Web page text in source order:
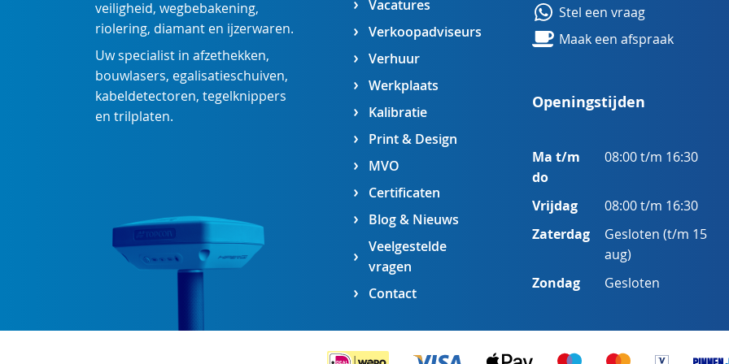
veiligheid, wegbebakening,
riolering, diamant en ijzerwaren.
Uw specialist in afzethekken,
bouwlasers, egalisatieschuiven,
kabeldetectoren, tegelknippers
en trilplaten.
Vacatures
Verkoopadviseurs
Verhuur
Werkplaats
Kalibratie
Print & Design
MVO
Certificaten
Blog & Nieuws
Veelgestelde
vragen
Contact
Stel een vraag
Maak een afspraak
Openingstijden
Ma t/m
do
08:00 t/m 16:30
Vrijdag 08:00 t/m 16:30
Zaterdag
Gesloten (t/m 15
aug)
Zondag Gesloten